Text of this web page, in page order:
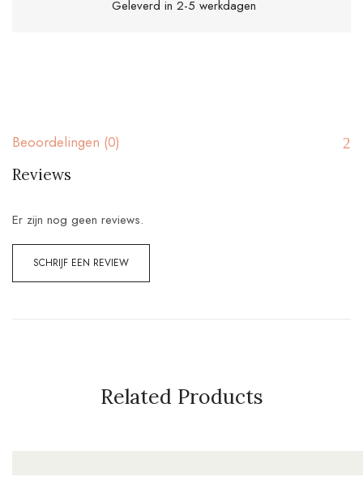
Geleverd in 2-5 werkdagen
Beoordelingen (0)
Reviews
Er zijn nog geen reviews.
SCHRIJF EEN REVIEW
Related Products